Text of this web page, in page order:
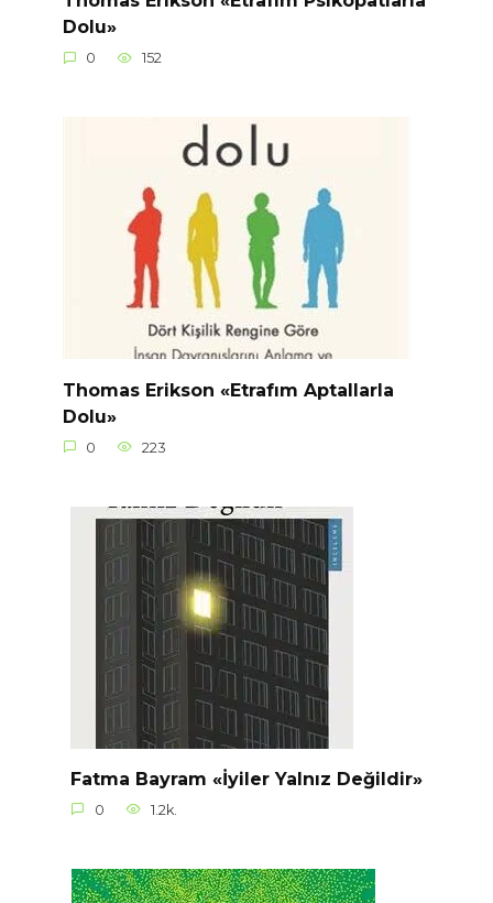
Dolu»
0 152
Thomas Erikson «Etrafım Aptallarla
Dolu»
0 223
Fatma Bayram «İyiler Yalnız Değildir»
0 1.2k.